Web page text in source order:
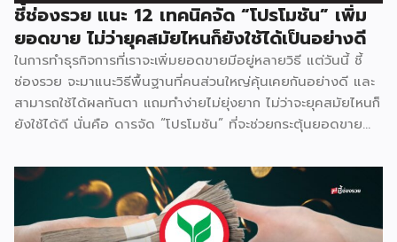
ชี้ช่องรวย แนะ 12 เทคนิคจัด “โปรโมชัน” เพิ่ม
ยอดขาย ไม่ว่ายุคสมัยไหนก็ยังใช้ได้เป็นอย่างดี
ในการทำธุรกิจการที่เราจะเพิ่มยอดขายมีอยู่หลายวิธี แต่วันนี้ ชี้
ช่องรวย จะมาแนะวิธีพื้นฐานที่คนส่วนใหญ่คุ้นเคยกันอย่างดี และ
สามารถใช้ได้ผลทันตา แถมทำง่ายไม่ยุ่งยาก ไม่ว่าจะยุคสมัยไหนก็
ยังใช้ได้ดี นั่นคือ ดารจัด “โปรโมชัน” ที่จะช่วยกระตุ้นยอดขาย
1.ลดราคา โปรโมชันลดราคา ถือเป็นพื้นฐานเบสิค ที่ผู้ประกอบ
ส่วนใหญ่เลือกจะใช้วิธีนี้ ซึ่งอาจจะลดเป็นเปร์เซ้นต์ หรือกำหนด
ปริมาณการซื้อเท่าไหร่ ลดเท่าไหร่ ซึ่งโปรโมชั่นนี้สามารถทำได้
เรื่อยๆ แต่ความน่าสนใจไม่มากเท่าไหร่นัก 2.ซื้อ 1 แถม 1 ใครๆ ก็